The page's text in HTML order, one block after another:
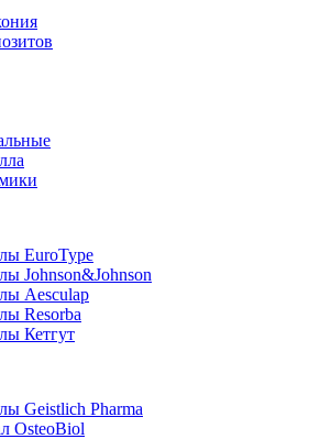
EuroType
Johnson&Johnson
Aesculap
Resorba
Кетгут
Geistlich Pharma
OsteoBiol